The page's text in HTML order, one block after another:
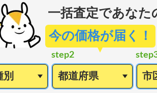
一括査定であなた
今の価格が届く！
step2